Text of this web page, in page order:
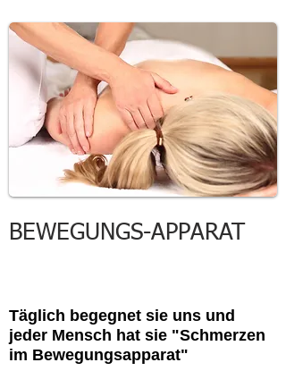
BEWEGUNGS-APPARAT
Täglich begegnet sie uns und
jeder Mensch hat sie "Schmerzen
im Bewegungsapparat"